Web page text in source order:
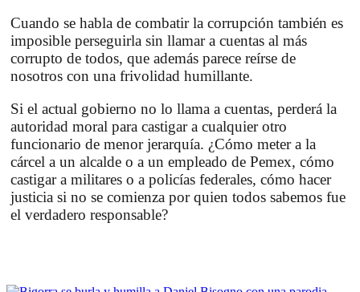
Cuando se habla de combatir la corrupción también es
imposible perseguirla sin llamar a cuentas al más
corrupto de todos, que además parece reírse de
nosotros con una frivolidad humillante.
Si el actual gobierno no lo llama a cuentas, perderá la
autoridad moral para castigar a cualquier otro
funcionario de menor jerarquía. ¿Cómo meter a la
cárcel a un alcalde o a un empleado de Pemex, cómo
castigar a militares o a policías federales, cómo hacer
justicia si no se comienza por quien todos sabemos fue
el verdadero responsable?